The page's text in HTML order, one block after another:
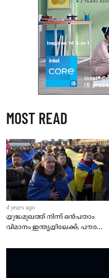
MOST READ
4 years ago
യുദ്ധമുഖത്ത് നിന്ന് ഒൻപതാം
വിമാനം ഇന്ത്യയിലേക്ക്; പൗരന്മാർ
– കേന്ദ്രം